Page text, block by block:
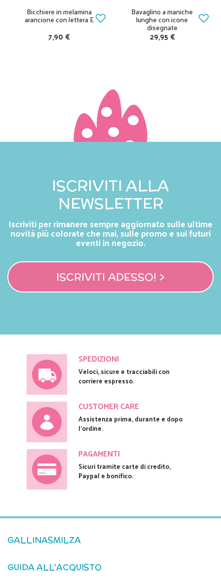
Bicchiere in melamina
arancione con lettera E
7,90 €
Bavaglino a maniche
lunghe con icone
disegnate
29,95 €
ISCRIVITI ALLA
NEWSLETTER
Iscriviti per rimanere sempre aggiornato sulle ultime
novità più colorate che mai, sulle promo e sui futuri
eventi in negozio.
ISCRIVITI ADESSO! >
SPEDIZIONI
Veloci, sicure e tracciabili con
corriere espresso.
CUSTOMER CARE
Assistenza prima, durante e dopo
l'ordine.
PAGAMENTI
Sicuri tramite carte di credito,
Paypal e bonifico.
GALLINASMILZA
GUIDA ALL'ACQUISTO